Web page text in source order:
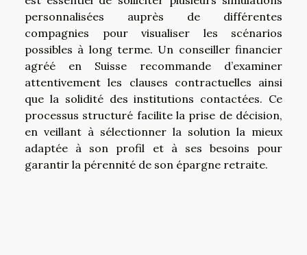
personnalisées auprès de différentes
compagnies pour visualiser les scénarios
possibles à long terme. Un conseiller financier
agréé en Suisse recommande d’examiner
attentivement les clauses contractuelles ainsi
que la solidité des institutions contactées. Ce
processus structuré facilite la prise de décision,
en veillant à sélectionner la solution la mieux
adaptée à son profil et à ses besoins pour
garantir la pérennité de son épargne retraite.